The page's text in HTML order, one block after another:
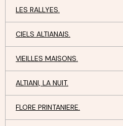
LES RALLYES.
CIELS ALTIANAIS.
VIEILLES MAISONS.
ALTIANI, LA NUIT.
FLORE PRINTANIERE.